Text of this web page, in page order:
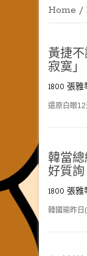
Home /
黃捷
寂寞」
1800 張雅
還原白眼
韓當
好質詢
1800 張雅
韓國瑜昨